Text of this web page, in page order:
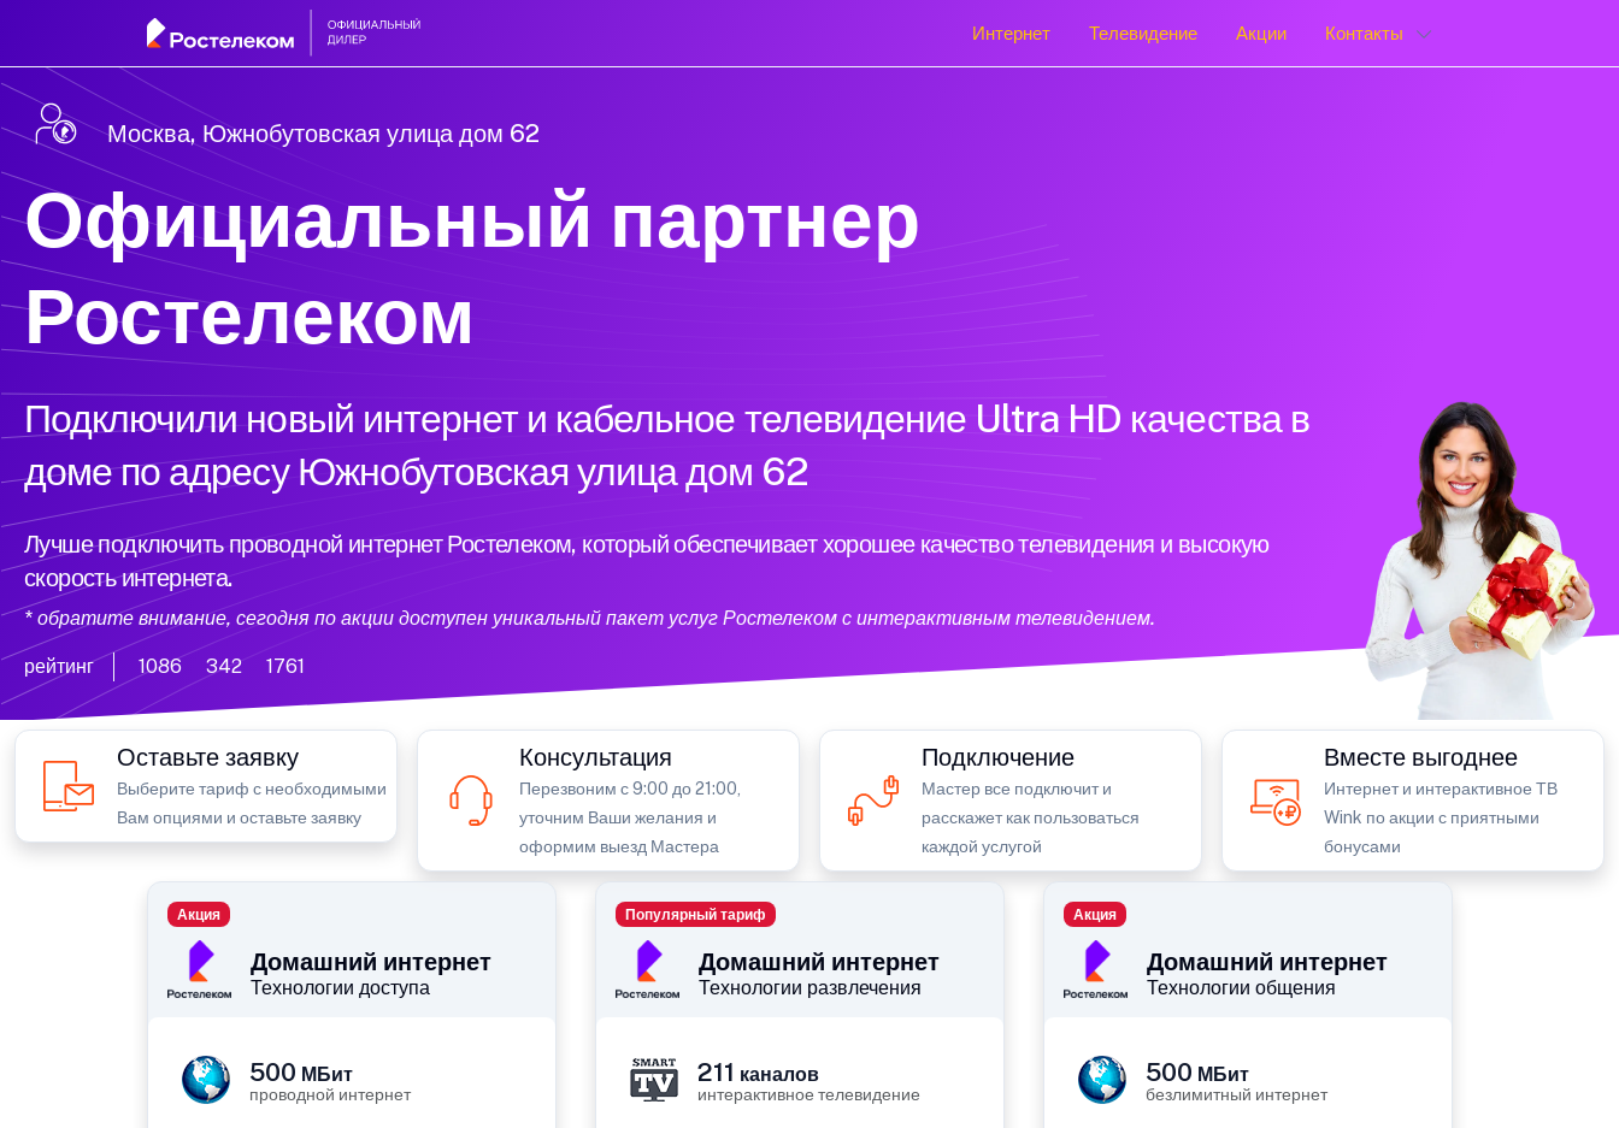
Интернет Телевидение Акции Контакты
Москва, Южнобутовская улица дом 62
Официальный партнер
Ростелеком
Подключили новый интернет и кабельное телевидение Ultra HD качества в
доме по адресу Южнобутовская улица дом 62
Лучше подключить проводной интернет Ростелеком, который обеспечивает хорошее качество телевидения и высокую
скорость интернета.
* обратите внимание, сегодня по акции доступен уникальный пакет услуг Ростелеком с интерактивным телевидением.
рейтинг 1086 342 1761
Оставьте заявку
Выберите тариф с необходимыми
Вам опциями и оставьте заявку
Консультация
Перезвоним с 9:00 до 21:00,
уточним Ваши желания и
оформим выезд Мастера
Подключение
Мастер все подключит и
расскажет как пользоваться
каждой услугой
Вместе выгоднее
Интернет и интерактивное ТВ
Wink по акции с приятными
бонусами
Домашний интернет
Технологии доступа
Акция
500 МБит
проводной интернет
Домашний интернет
Технологии развлечения
Популярный тариф
211 каналов
интерактивное телевидение
Домашний интернет
Технологии общения
Акция
500 МБит
безлимитный интернет